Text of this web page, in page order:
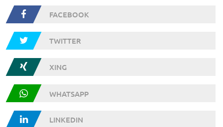
FACEBOOK
TWITTER
XING
WHATSAPP
LINKEDIN